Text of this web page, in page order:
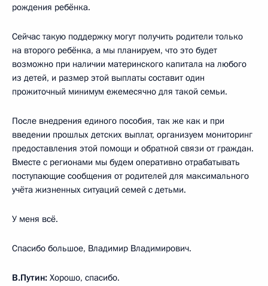
рождения ребёнка.
Сейчас такую поддержку могут получить родители только
на второго ребёнка, а мы планируем, что это будет
возможно при наличии материнского капитала на любого
из детей, и размер этой выплаты составит один
прожиточный минимум ежемесячно для такой семьи.
После внедрения единого пособия, так же как и при
введении прошлых детских выплат, организуем мониторинг
предоставления этой помощи и обратной связи от граждан.
Вместе с регионами мы будем оперативно отрабатывать
поступающие сообщения от родителей для максимального
учёта жизненных ситуаций семей с детьми.
У меня всё.
Спасибо большое, Владимир Владимирович.
В.Путин: Хорошо, спасибо.